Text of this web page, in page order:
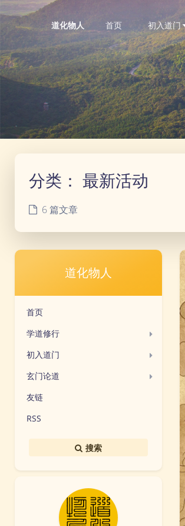
道化物人 首页 初入道门
分类： 最新活动
6 篇文章
道化物人
首页
学道修行
初入道门
玄门论道
友链
RSS
搜索